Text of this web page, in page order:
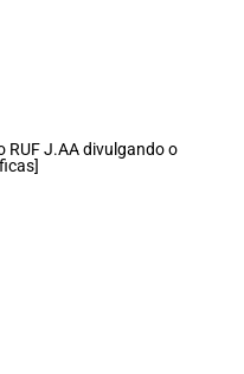
RUF J.AA divulgando o